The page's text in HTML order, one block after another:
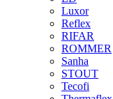
Luxor
Reflex
RIFAR
ROMMER
Sanha
STOUT
Tecofi